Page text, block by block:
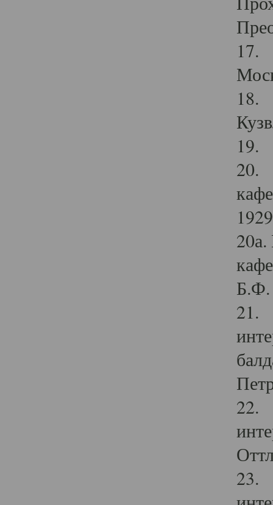
17.
18.
19.
20.
Б.Ф.
21.
22.
23.